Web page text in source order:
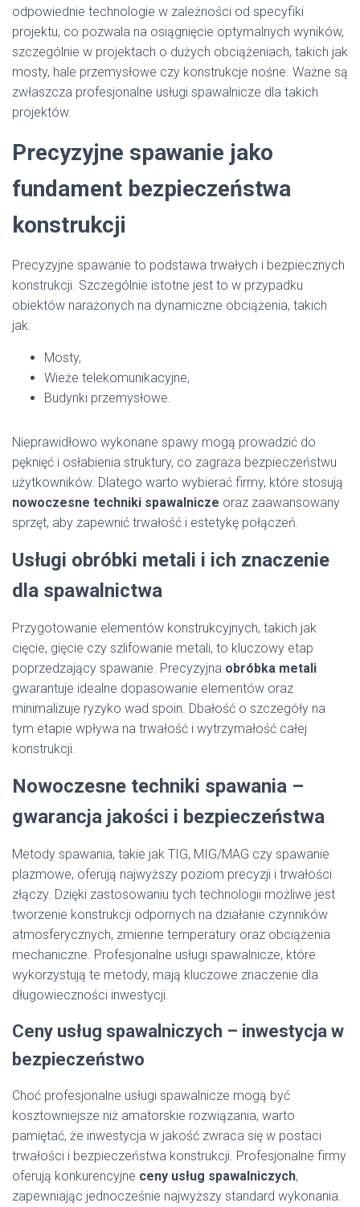
odpowiednie technologie w zależności od specyfiki
projektu, co pozwala na osiągnięcie optymalnych wyników,
szczególnie w projektach o dużych obciążeniach, takich jak
mosty, hale przemysłowe czy konstrukcje nośne. Ważne są
zwłaszcza profesjonalne usługi spawalnicze dla takich
projektów.
Precyzyjne spawanie jako
fundament bezpieczeństwa
konstrukcji
Precyzyjne spawanie to podstawa trwałych i bezpiecznych
konstrukcji. Szczególnie istotne jest to w przypadku
obiektów narażonych na dynamiczne obciążenia, takich
jak:
Mosty,
Wieże telekomunikacyjne,
Budynki przemysłowe.
Nieprawidłowo wykonane spawy mogą prowadzić do
pęknięć i osłabienia struktury, co zagraża bezpieczeństwu
użytkowników. Dlatego warto wybierać firmy, które stosują
nowoczesne techniki spawalnicze oraz zaawansowany
sprzęt, aby zapewnić trwałość i estetykę połączeń.
Usługi obróbki metali i ich znaczenie
dla spawalnictwa
Przygotowanie elementów konstrukcyjnych, takich jak
cięcie, gięcie czy szlifowanie metali, to kluczowy etap
poprzedzający spawanie. Precyzyjna obróbka metali
gwarantuje idealne dopasowanie elementów oraz
minimalizuje ryzyko wad spoin. Dbałość o szczegóły na
tym etapie wpływa na trwałość i wytrzymałość całej
konstrukcji.
Nowoczesne techniki spawania –
gwarancja jakości i bezpieczeństwa
Metody spawania, takie jak TIG, MIG/MAG czy spawanie
plazmowe, oferują najwyższy poziom precyzji i trwałości
złączy. Dzięki zastosowaniu tych technologii możliwe jest
tworzenie konstrukcji odpornych na działanie czynników
atmosferycznych, zmienne temperatury oraz obciążenia
mechaniczne. Profesjonalne usługi spawalnicze, które
wykorzystują te metody, mają kluczowe znaczenie dla
długowieczności inwestycji.
Ceny usług spawalniczych – inwestycja w
bezpieczeństwo
Choć profesjonalne usługi spawalnicze mogą być
kosztowniejsze niż amatorskie rozwiązania, warto
pamiętać, że inwestycja w jakość zwraca się w postaci
trwałości i bezpieczeństwa konstrukcji. Profesjonalne firmy
oferują konkurencyjne ceny usług spawalniczych,
zapewniając jednocześnie najwyższy standard wykonania.